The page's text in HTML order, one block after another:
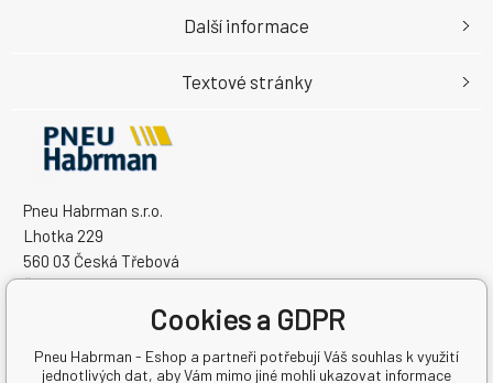
Pneu Habrman s.r.o.
Lhotka 229
560 03 Česká Třebová
Česká Republika
Další informace
Textové stránky
Cookies a GDPR
Pneu Habrman - Eshop a partneři potřebují Váš souhlas k využití
jednotlivých dat, aby Vám mimo jiné mohli ukazovat informace